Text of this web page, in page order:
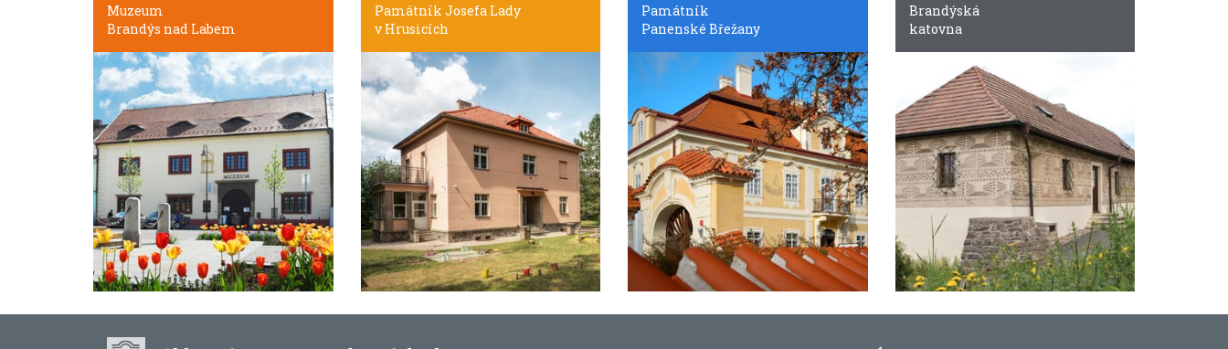
Muzeum
Brandýs nad Labem
Památník Josefa Lady
v Hrusicích
Památník
Panenské Břežany
Brandýská
katovna